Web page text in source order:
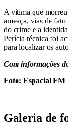
A vítima que
ameaça, vias de
do crime e a
Perícia técnica foi
para localizar os
Com informações
Foto: Espacial FM
Galeria de